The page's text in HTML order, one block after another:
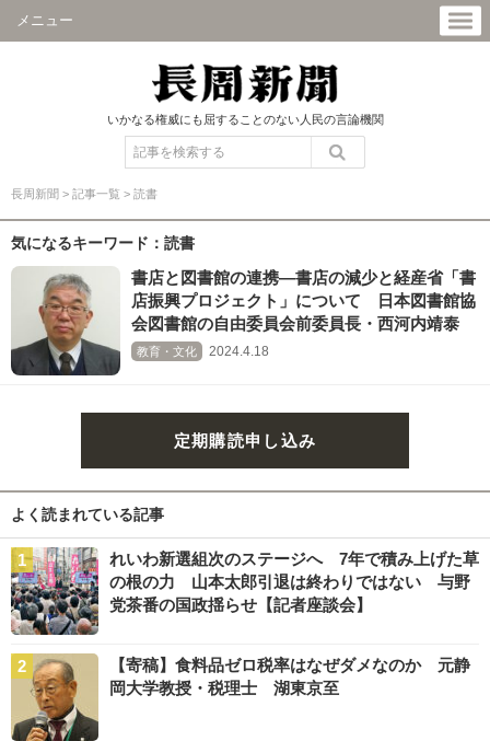
メニュー
いかなる権威にも屈することのない人民の言論機関
長周新聞 > 記事一覧 > 読書
気になるキーワード：読書
書店と図書館の連携―書店の減少と経産省「書
店振興プロジェクト」について 日本図書館協
会図書館の自由委員会前委員長・西河内靖泰
教育・文化 2024.4.18
定期購読申し込み
よく読まれている記事
れいわ新選組次のステージへ 7年で積み上げた草
の根の力 山本太郎引退は終わりではない 与野
党茶番の国政揺らせ【記者座談会】
【寄稿】食料品ゼロ税率はなぜダメなのか 元静
岡大学教授・税理士 湖東京至